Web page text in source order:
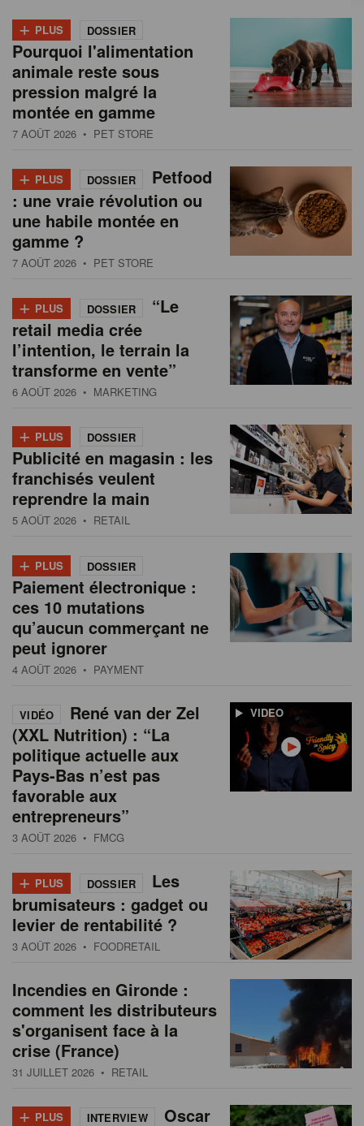
+ PLUS DOSSIER
Pourquoi l'alimentation
animale reste sous
pression malgré la
montée en gamme
7 AOÛT 2026 • PET STORE
+ PLUS DOSSIER
Petfood
: une vraie révolution ou
une habile montée en
gamme ?
7 AOÛT 2026 • PET STORE
+ PLUS DOSSIER
“Le
retail media crée
l’intention, le terrain la
transforme en vente”
6 AOÛT 2026 • MARKETING
+ PLUS DOSSIER
Publicité en magasin : les
franchisés veulent
reprendre la main
5 AOÛT 2026 • RETAIL
+ PLUS DOSSIER
Paiement électronique :
ces 10 mutations
qu’aucun commerçant ne
peut ignorer
4 AOÛT 2026 • PAYMENT
VIDEO
VIDÉO
René van der Zel
(XXL Nutrition) : “La
politique actuelle aux
Pays-Bas n’est pas
favorable aux
entrepreneurs”
3 AOÛT 2026 • FMCG
+ PLUS DOSSIER
Les
brumisateurs : gadget ou
levier de rentabilité ?
3 AOÛT 2026 • FOODRETAIL
Incendies en Gironde :
comment les distributeurs
s'organisent face à la
crise (France)
31 JUILLET 2026 • RETAIL
+ PLUS INTERVIEW Oscar